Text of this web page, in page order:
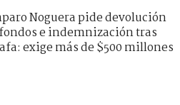
Noguera pide devolución
e indemnización tras
exige más de $500 millones